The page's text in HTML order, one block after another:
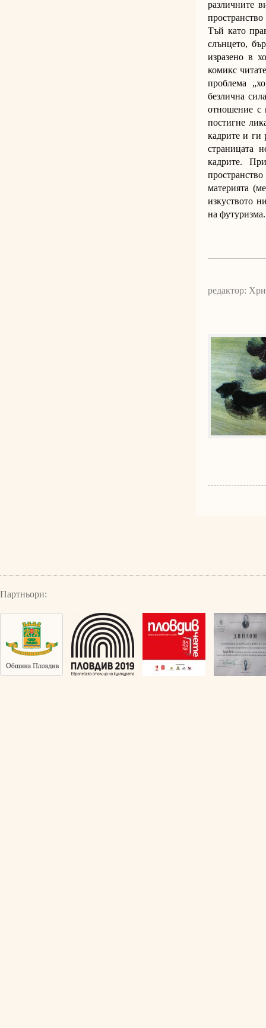
различните
Тъй като
слънцето,
изразено в
комикс
проблема
безлична
отношение с
постигне
кадрите и ги
страницата
кадрите.
материята
изкуството
на футуризма.
редактор:
Партньори: